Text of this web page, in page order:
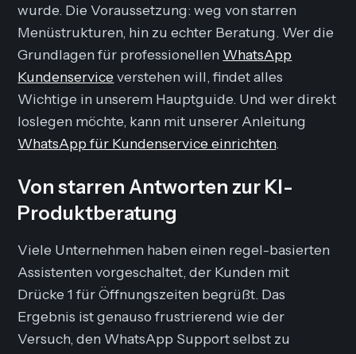
wurde. Die Voraussetzung: weg von starren
Menüstrukturen, hin zu echter Beratung. Wer die
Grundlagen für professionellen WhatsApp
Kundenserviceverstehen will, findet alles
Wichtige in unserem Hauptguide. Und wer direkt
loslegen möchte, kann mit unserer Anleitung
WhatsApp für Kundenservice einrichten.
Von starren Antworten zur KI-
Produktberatung
Viele Unternehmen haben einen regel-basierten
Assistenten vorgeschaltet, der Kunden mit
Drücke 1 für Öffnungszeiten begrüßt. Das
Ergebnis ist genauso frustrierend wie der
Versuch, den WhatsApp Support selbst zu